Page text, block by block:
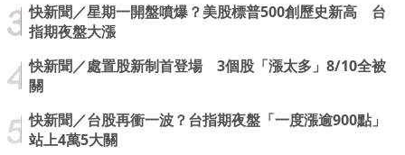
快新聞／星期一開盤噴爆？美股標普500創歷史新高 台
指期夜盤大漲
快新聞／處置股新制首登場 3個股「漲太多」8/10全被
關
快新聞／台股再衝一波？台指期夜盤「一度漲逾900點」
站上4萬5大關